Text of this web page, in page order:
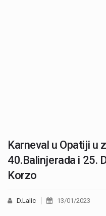
Karneval u Opatiji u
40.Balinjerada i 25.
Korzo
D.Lalic 13/01/2023